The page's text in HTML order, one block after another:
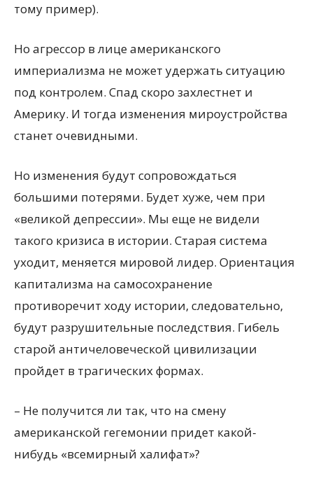
тому пример).
Но агрессор в лице американского
империализма не может удержать ситуацию
под контролем. Спад скоро захлестнет и
Америку. И тогда изменения мироустройства
станет очевидными.
Но изменения будут сопровождаться
большими потерями. Будет хуже, чем при
«великой депрессии». Мы еще не видели
такого кризиса в истории. Старая система
уходит, меняется мировой лидер. Ориентация
капитализма на самосохранение
противоречит ходу истории, следовательно,
будут разрушительные последствия. Гибель
старой античеловеческой цивилизации
пройдет в трагических формах.
– Не получится ли так, что на смену
американской гегемонии придет какой-
нибудь «всемирный халифат»?